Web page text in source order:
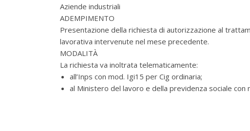
Aziende industriali
ADEMPIMENTO
Presentazione della richiesta di autorizzazione al
lavorativa intervenute nel mese precedente.
MODALITÀ
La richiesta va inoltrata telematicamente:
all’Inps con mod. Igi15 per Cig ordinaria;
al Ministero del lavoro e della previdenza sociale con